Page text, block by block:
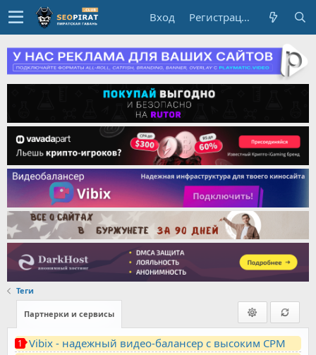
Вход Регистрация
Теги
Партнерки и сервисы
1 Vibix - надежный видео-балансер с высоким CPM